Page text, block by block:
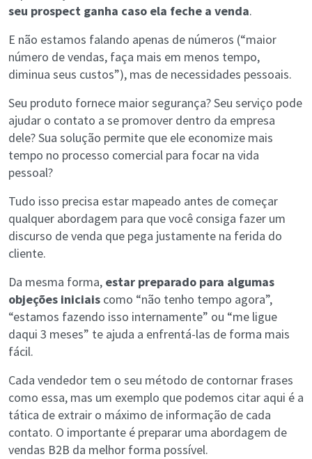
seu prospect ganha caso ela feche a venda.
E não estamos falando apenas de números (“maior
número de vendas, faça mais em menos tempo,
diminua seus custos”), mas de necessidades pessoais.
Seu produto fornece maior segurança? Seu serviço pode
ajudar o contato a se promover dentro da empresa
dele? Sua solução permite que ele economize mais
tempo no processo comercial para focar na vida
pessoal?
Tudo isso precisa estar mapeado antes de começar
qualquer abordagem para que você consiga fazer um
discurso de venda que pega justamente na ferida do
cliente.
Da mesma forma, estar preparado para algumas
objeções iniciais como “não tenho tempo agora”,
“estamos fazendo isso internamente” ou “me ligue
daqui 3 meses” te ajuda a enfrentá-las de forma mais
fácil.
Cada vendedor tem o seu método de contornar frases
como essa, mas um exemplo que podemos citar aqui é a
tática de extrair o máximo de informação de cada
contato. O importante é preparar uma abordagem de
vendas B2B da melhor forma possível.